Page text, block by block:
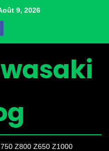
9, 2026
Z800 Z650 Z1000